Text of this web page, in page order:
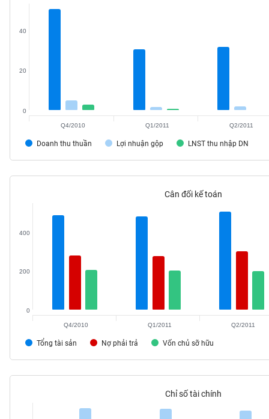
Doanh thu thuần Lợi nhuận gộp LNST thu nhập DN
0
20
40
Q4/2010 Q1/2011 Q2/2011
Cân đối kế toán
Tổng tài sản Nợ phải trả Vốn chủ sỡ hữu
0
200
400
Q4/2010 Q1/2011 Q2/2011
Chỉ số tài chính
LIỆU
NGHIỆP
TIÊU
KHÔNG
TIÊU
THIẾT